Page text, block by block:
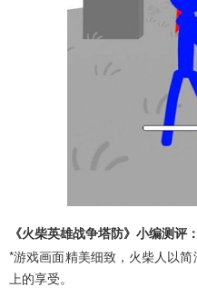
《火柴英雄战争塔防》小编测评：
*游戏画面精美细致，火柴人以
上的享受。